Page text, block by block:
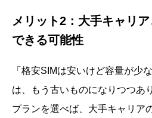
メリット2：大手キャリ
できる可能性
「格安SIMは安いけど容量が少
は、もう古いものになりつつあ
プランを選べば、大手キャリア